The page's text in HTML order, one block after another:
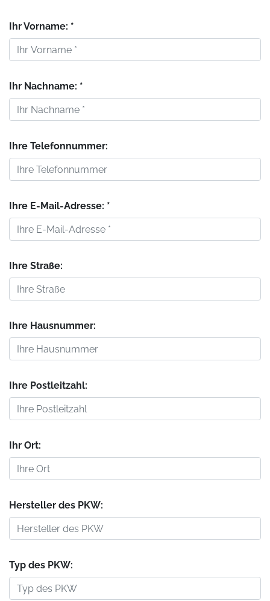
Ihr Vorname: *
Ihr Nachname: *
Ihre Telefonnummer:
Ihre E-Mail-Adresse: *
Ihre Straße:
Ihre Hausnummer:
Ihre Postleitzahl:
Ihr Ort:
Hersteller des PKW:
Typ des PKW: